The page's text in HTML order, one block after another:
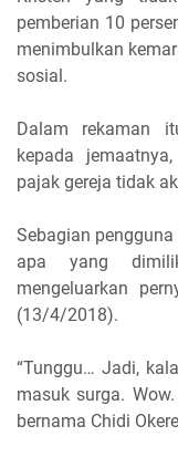
pemberian 10
menimbulkan
sosial.
Dalam rekaman
kepada
pajak gereja tidak
Sebagian
apa yang
mengeluarkan
(13/4/2018).
“Tunggu… Jadi,
masuk surga.
bernama Chidi